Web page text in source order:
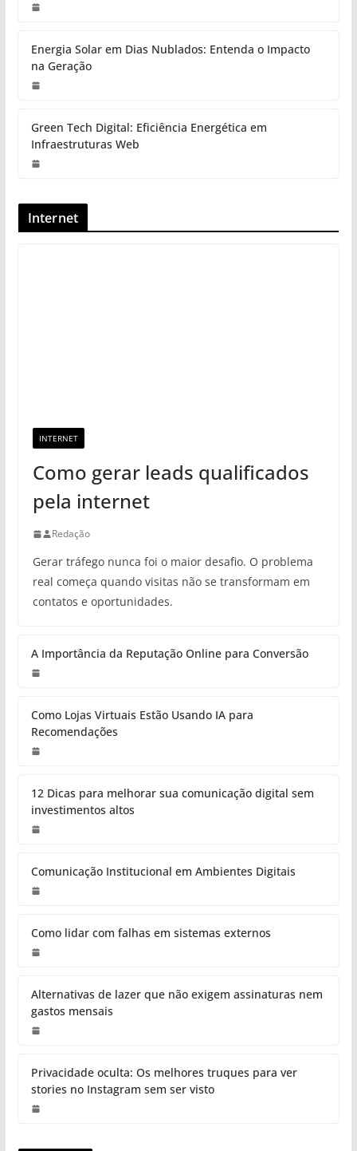
Energia Solar em Dias Nublados: Entenda o Impacto
na Geração
Green Tech Digital: Eficiência Energética em
Infraestruturas Web
Internet
INTERNET
Como gerar leads qualificados
pela internet
Redação
Gerar tráfego nunca foi o maior desafio. O problema
real começa quando visitas não se transformam em
contatos e oportunidades.
A Importância da Reputação Online para Conversão
Como Lojas Virtuais Estão Usando IA para
Recomendações
12 Dicas para melhorar sua comunicação digital sem
investimentos altos
Comunicação Institucional em Ambientes Digitais
Como lidar com falhas em sistemas externos
Alternativas de lazer que não exigem assinaturas nem
gastos mensais
Privacidade oculta: Os melhores truques para ver
stories no Instagram sem ser visto